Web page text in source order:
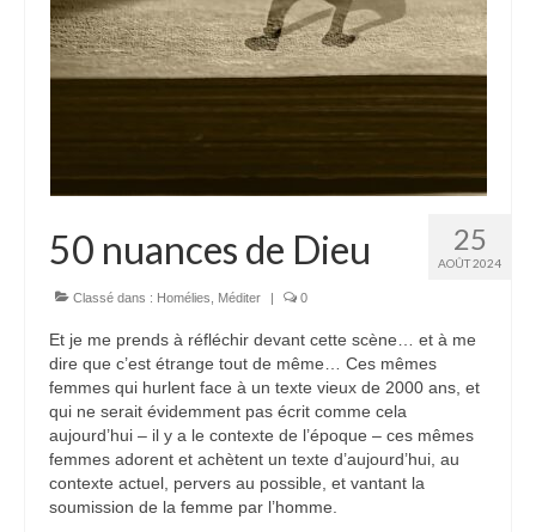
25
AOÛT 2024
50 nuances de Dieu
Classé dans : Homélies Méditer | 0
Et je me prends à réfléchir devant cette scène… et à me
dire que c’est étrange tout de même… Ces mêmes
femmes qui hurlent face à un texte vieux de 2000 ans, et
qui ne serait évidemment pas écrit comme cela
aujourd’hui – il y a le contexte de l’époque – ces mêmes
femmes adorent et achètent un texte d’aujourd’hui, au
contexte actuel, pervers au possible, et vantant la
soumission de la femme par l’homme.